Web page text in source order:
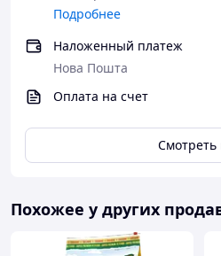
Подробнее
Наложенный платеж
Нова Пошта
Оплата на счет
Смотреть
Похожее у других